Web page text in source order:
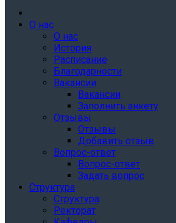
О нас
О нас
История
Расписание
Благодарности
Вакансии
Вакансии
Заполнить анкету
Отзывы
Отзывы
Добавить отзыв
Вопрос-ответ
Вопрос-ответ
Задать вопрос
Структура
Структура
Ректорат